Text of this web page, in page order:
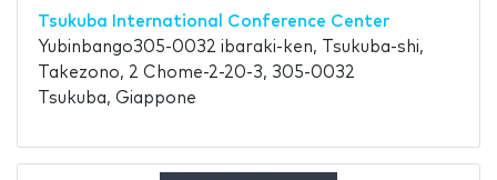
Tsukuba International Conference Center
Yubinbango305-0032 ibaraki-ken, Tsukuba-shi,
Takezono, 2 Chome-2-20-3, 305-0032
Tsukuba, Giappone